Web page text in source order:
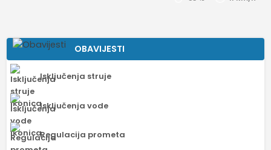
OBAVIJESTI
Isključenja struje
Isključenja vode
Regulacija prometa